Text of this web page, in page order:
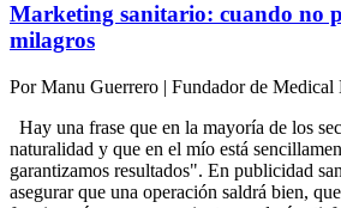
Marketing sanitario: cuando no
milagros
PorManu Guerrero | Fundador de Medical
Hay una frase que en la mayoría de los
naturalidad y que en el mío está
garantizamos resultados". En publicidad
asegurar que una operación saldrá bien,